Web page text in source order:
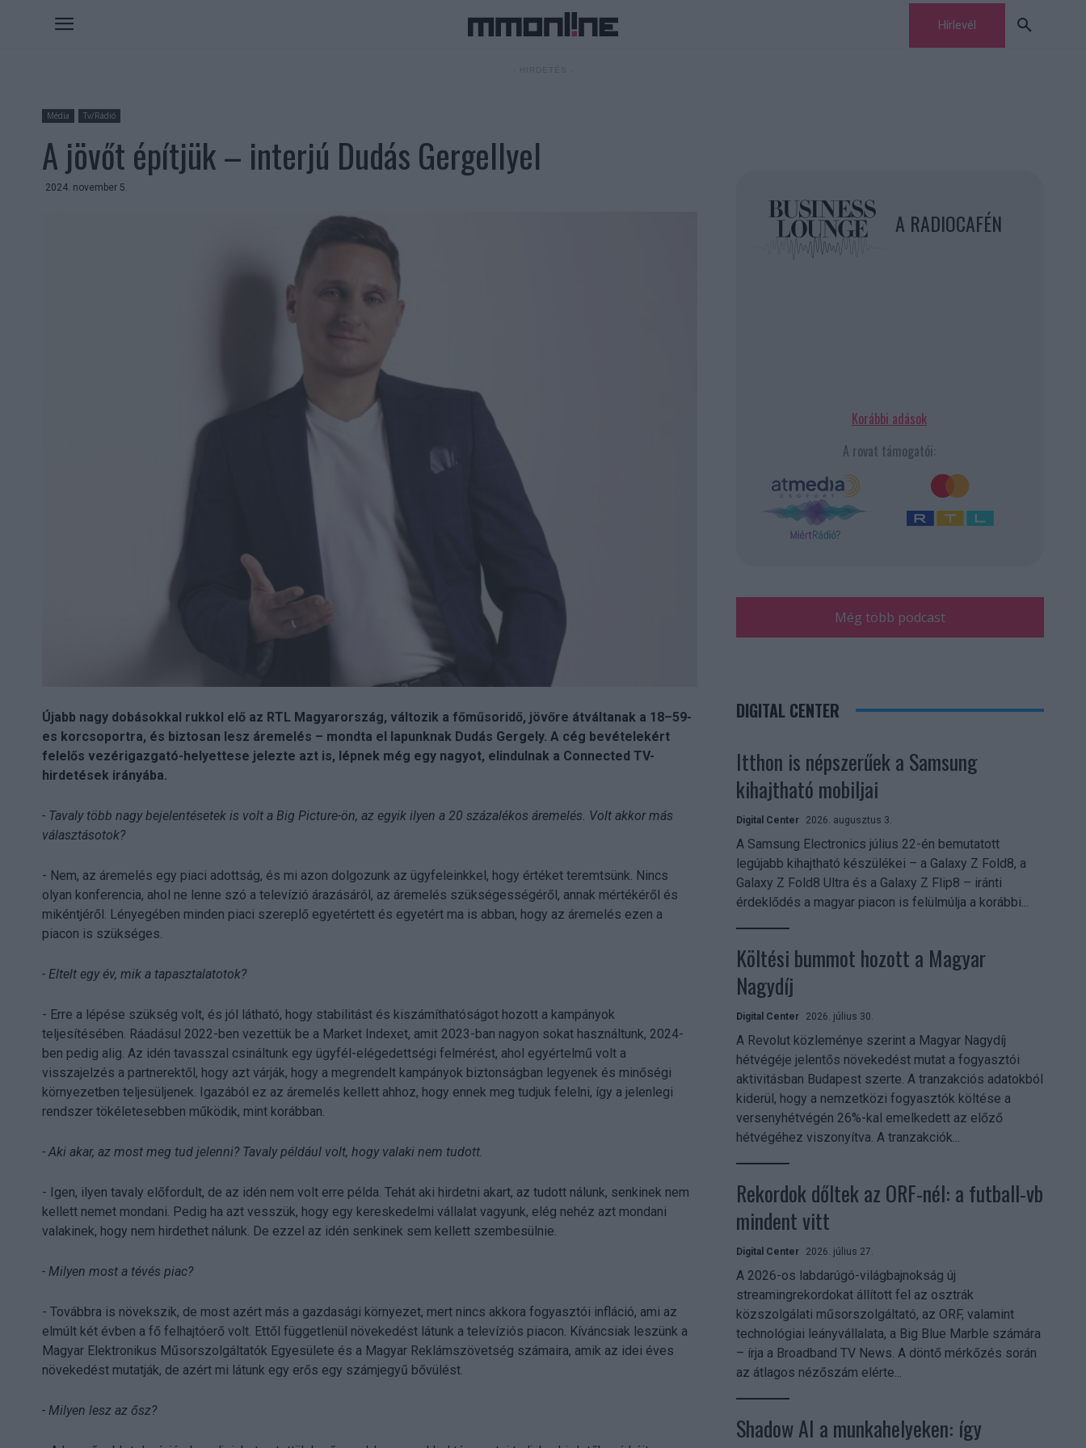
Hírlevél
Média Tv/Rádió
A jövőt építjük – interjú Dudás Gergellyel
2024. november 5.
Újabb nagy dobásokkal rukkol elő az RTL Magyarország, változik a főműsoridő, jövőre átváltanak a 18–59-
es korcsoportra, és biztosan lesz áremelés – mondta el lapunknak Dudás Gergely. A cég bevételekért
felelős vezérigazgató-helyettese jelezte azt is, lépnek még egy nagyot, elindulnak a Connected TV-
hirdetések irányába.
- Tavaly több nagy bejelentésetek is volt a Big Picture-ön, az egyik ilyen a 20 százalékos áremelés. Volt akkor más
választásotok?
- Nem, az áremelés egy piaci adottság, és mi azon dolgozunk az ügyfeleinkkel, hogy értéket teremtsünk. Nincs
olyan konferencia, ahol ne lenne szó a televízió árazásáról, az áremelés szükségességéről, annak mértékéről és
mikéntjéről. Lényegében minden piaci szereplő egyetértett és egyetért ma is abban, hogy az áremelés ezen a
piacon is szükséges.
- Eltelt egy év, mik a tapasztalatotok?
- Erre a lépése szükség volt, és jól látható, hogy stabilitást és kiszámíthatóságot hozott a kampányok
teljesítésében. Ráadásul 2022-ben vezettük be a Market Indexet, amit 2023-ban nagyon sokat használtunk, 2024-
ben pedig alig. Az idén tavasszal csináltunk egy ügyfél-elégedettségi felmérést, ahol egyértelmű volt a
visszajelzés a partnerektől, hogy azt várják, hogy a megrendelt kampányok biztonságban legyenek és minőségi
környezetben teljesüljenek. Igazából ez az áremelés kellett ahhoz, hogy ennek meg tudjuk felelni, így a jelenlegi
rendszer tökéletesebben működik, mint korábban.
- Aki akar, az most meg tud jelenni? Tavaly például volt, hogy valaki nem tudott.
- Igen, ilyen tavaly előfordult, de az idén nem volt erre példa. Tehát aki hirdetni akart, az tudott nálunk, senkinek nem
kellett nemet mondani. Pedig ha azt vesszük, hogy egy kereskedelmi vállalat vagyunk, elég nehéz azt mondani
valakinek, hogy nem hirdethet nálunk. De ezzel az idén senkinek sem kellett szembesülnie.
- Milyen most a tévés piac?
- Továbbra is növekszik, de most azért más a gazdasági környezet, mert nincs akkora fogyasztói infláció, ami az
elmúlt két évben a fő felhajtóerő volt. Ettől függetlenül növekedést látunk a televíziós piacon. Kíváncsiak leszünk a
Magyar Elektronikus Műsorszolgáltatók Egyesülete és a Magyar Reklámszövetség számaira, amik az idei éves
növekedést mutatják, de azért mi látunk egy erős egy számjegyű bővülést.
- Milyen lesz az ősz?
A RADIOCAFÉN
Korábbi adások
A rovat támogatói:
Még több podcast
DIGITAL CENTER
Itthon is népszerűek a Samsung
kihajtható mobiljai
Digital Center 2026. augusztus 3.
A Samsung Electronics július 22-én bemutatott
legújabb kihajtható készülékei – a Galaxy Z Fold8, a
Galaxy Z Fold8 Ultra és a Galaxy Z Flip8 – iránti
érdeklődés a magyar piacon is felülmúlja a korábbi...
Költési bummot hozott a Magyar
Nagydíj
Digital Center 2026. július 30.
A Revolut közleménye szerint a Magyar Nagydíj
hétvégéje jelentős növekedést mutat a fogyasztói
aktivitásban Budapest szerte. A tranzakciós adatokból
kiderül, hogy a nemzetközi fogyasztók költése a
versenyhétvégén 26%-kal emelkedett az előző
hétvégéhez viszonyítva. A tranzakciók...
Rekordok dőltek az ORF-nél: a futball-vb
mindent vitt
Digital Center 2026. július 27.
A 2026-os labdarúgó-világbajnokság új
streamingrekordokat állított fel az osztrák
közszolgálati műsorszolgáltató, az ORF, valamint
technológiai leányvállalata, a Big Blue Marble számára
– írja a Broadband TV News. A döntő mérkőzés során
az átlagos nézőszám elérte...
Shadow AI a munkahelyeken: így